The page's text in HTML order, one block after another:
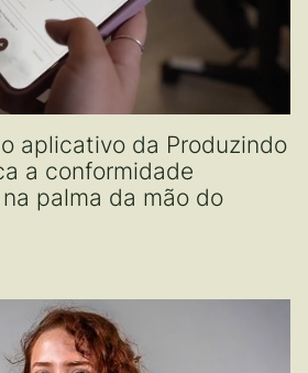
aplicativo da Produzindo
a conformidade
palma da mão do